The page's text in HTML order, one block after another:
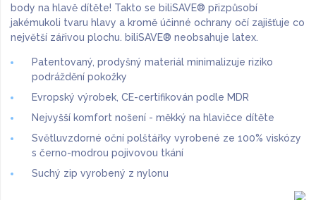
body na hlavě dítěte! Takto se biliSAVE® přizpůsobí
jakémukoli tvaru hlavy a kromě účinné ochrany očí zajišťuje co
největší zářivou plochu. biliSAVE® neobsahuje latex.
Patentovaný, prodyšný materiál minimalizuje riziko
podráždění pokožky
Evropský výrobek, CE-certifikován podle MDR
Nejvyšší komfort nošení - měkký na hlavičce dítěte
Světluvzdorné oční polštářky vyrobené ze 100% viskózy
s černo-modrou pojivovou tkání
Suchý zip vyrobený z nylonu